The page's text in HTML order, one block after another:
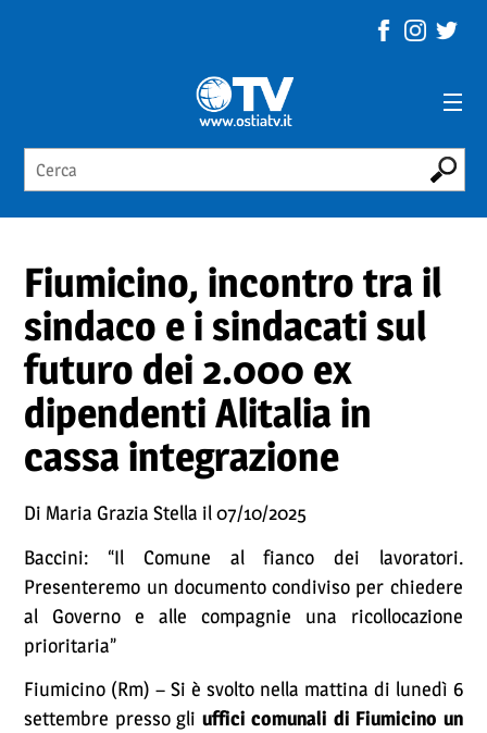
Fiumicino, incontro tra il
sindaco e i sindacati sul
futuro dei 2.000 ex
dipendenti Alitalia in
cassa integrazione
Di Maria Grazia Stella il 07/10/2025
Baccini: “Il Comune al fianco dei lavoratori.
Presenteremo un documento condiviso per chiedere
al Governo e alle compagnie una ricollocazione
prioritaria”
Fiumicino (Rm) – Si è svolto nella mattina di lunedì 6
settembre presso gli uffici comunali di Fiumicino un